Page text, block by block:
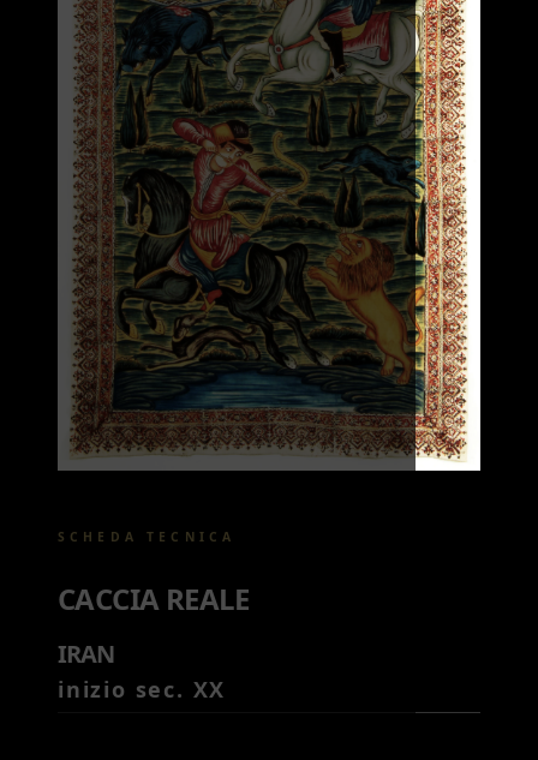
SCHEDA TECNICA
CACCIA REALE
IRAN
inizio sec. XX